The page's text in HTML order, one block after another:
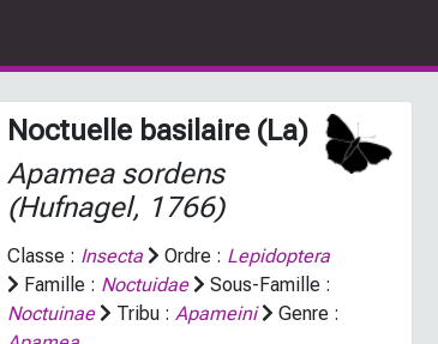
Noctuelle basilaire (La)
Apamea sordens
(Hufnagel, 1766)
Classe : Insecta Ordre : Lepidoptera
Famille : Noctuidae
Sous-Famille :
Noctuinae
Tribu : Apameini
Genre :